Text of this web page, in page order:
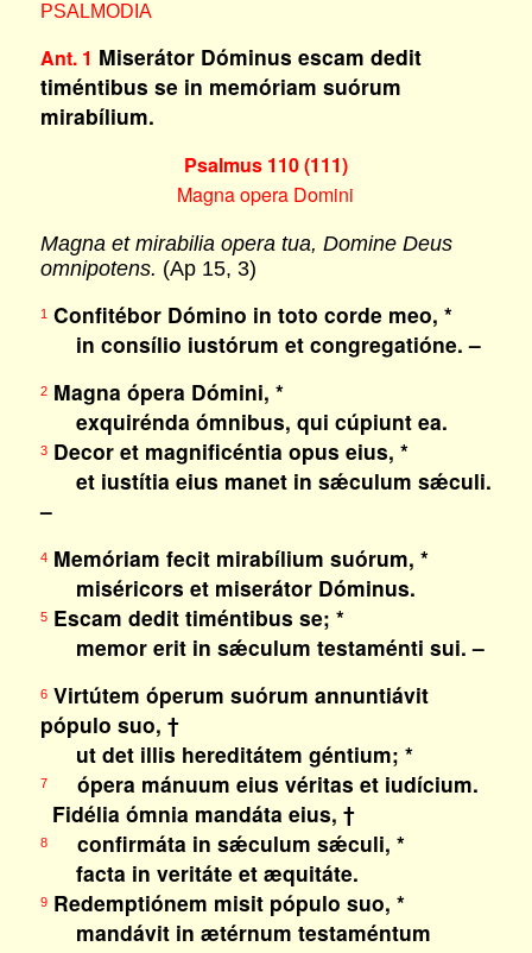
PSALMODIA
Ant. 1 Miserátor Dóminus escam dedit
timéntibus se in memóriam suórum
mirabílium.
Psalmus 110 (111)
Magna opera Domini
Magna et mirabilia opera tua, Domine Deus
omnipotens. (Ap 15, 3)
1Confitébor Dómino in toto corde meo, *
in consílio iustórum et congregatióne. –
2Magna ópera Dómini, *
exquirénda ómnibus, qui cúpiunt ea.
3Decor et magnificéntia opus eius, *
et iustítia eius manet in sǽculum sǽculi.
–
4Memóriam fecit mirabílium suórum, *
miséricors et miserátor Dóminus.
5Escam dedit timéntibus se; *
memor erit in sǽculum testaménti sui. –
6Virtútem óperum suórum annuntiávit
pópulo suo, †
ut det illis hereditátem géntium; *
7ópera mánuum eius véritas et iudícium.
Fidélia ómnia mandáta eius, †
8confirmáta in sǽculum sǽculi, *
facta in veritáte et æquitáte.
9Redemptiónem misit pópulo suo, *
mandávit in ætérnum testaméntum